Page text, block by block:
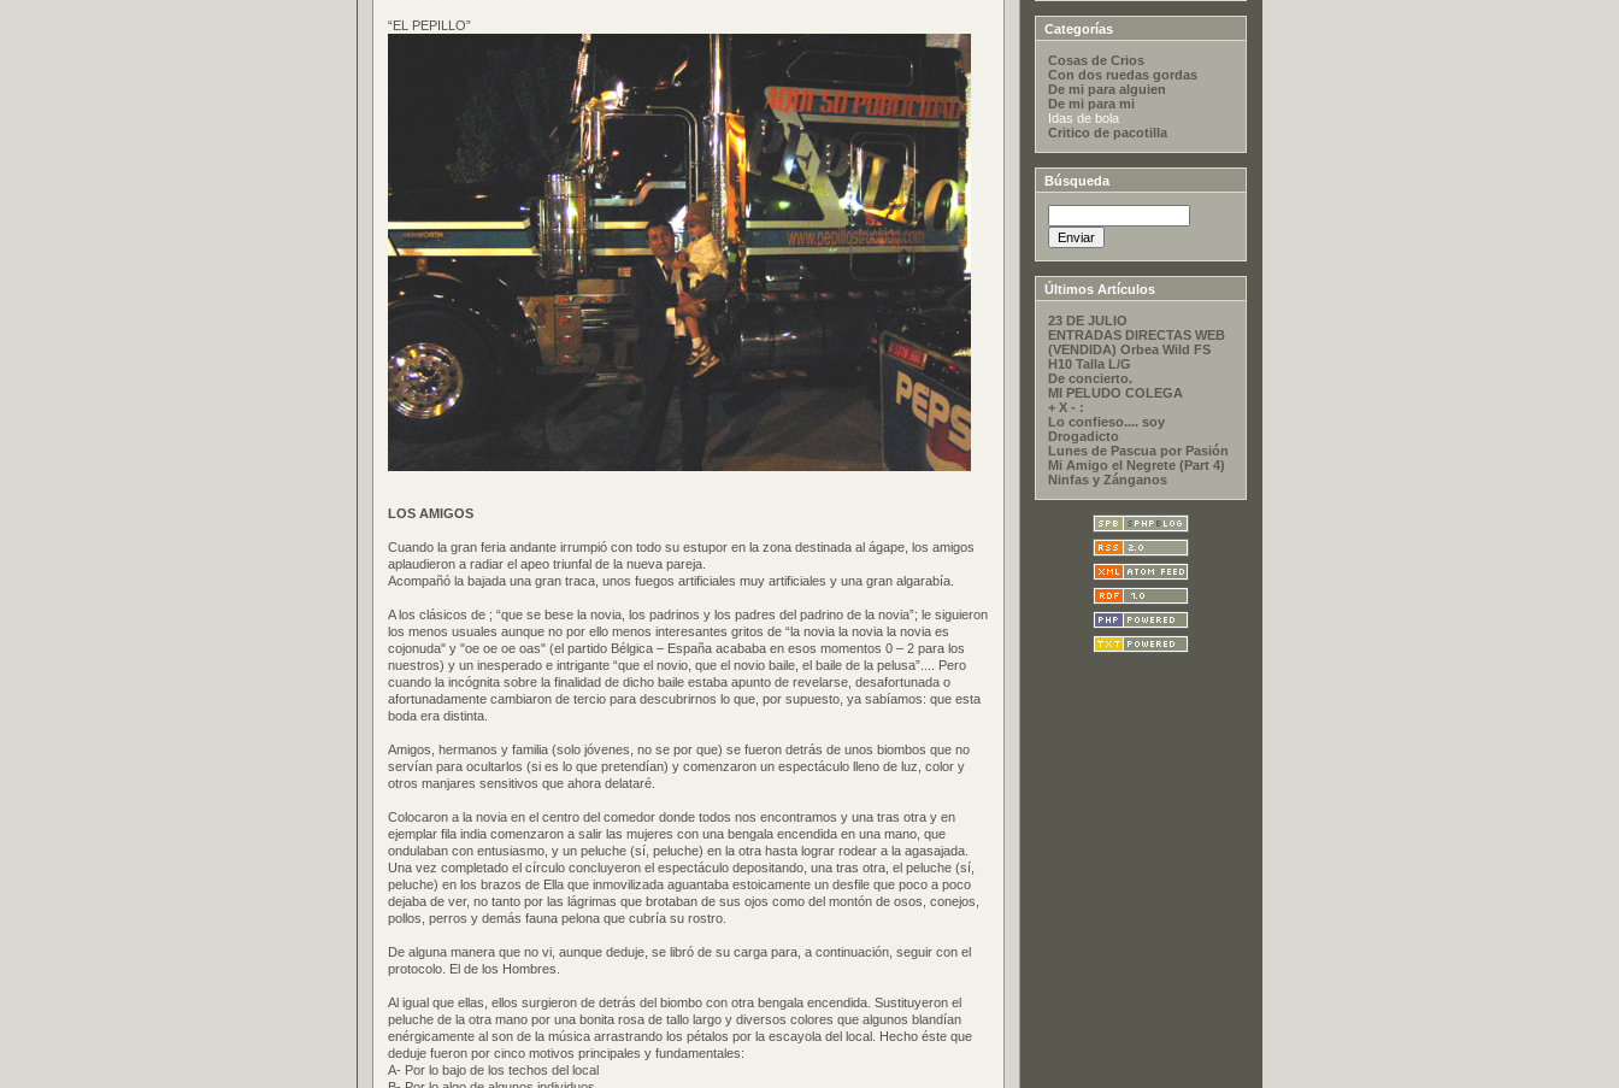
“EL PEPILLO”
LOS AMIGOS
Cuando la gran feria andante irrumpió con todo su estupor en la zona destinada al ágape, los amigos
aplaudieron a radiar el apeo triunfal de la nueva pareja.
Acompañó la bajada una gran traca, unos fuegos artificiales muy artificiales y una gran algarabía.
A los clásicos de ; “que se bese la novia, los padrinos y los padres del padrino de la novia”; le siguieron
los menos usuales aunque no por ello menos interesantes gritos de “la novia la novia la novia es
cojonuda" y "oe oe oe oas" (el partido Bélgica – España acababa en esos momentos 0 – 2 para los
nuestros) y un inesperado e intrigante “que el novio, que el novio baile, el baile de la pelusa”.... Pero
cuando la incógnita sobre la finalidad de dicho baile estaba apunto de revelarse, desafortunada o
afortunadamente cambiaron de tercio para descubrirnos lo que, por supuesto, ya sabíamos: que esta
boda era distinta.
Amigos, hermanos y familia (solo jóvenes, no se por que) se fueron detrás de unos biombos que no
servían para ocultarlos (si es lo que pretendían) y comenzaron un espectáculo lleno de luz, color y
otros manjares sensitivos que ahora delataré.
Colocaron a la novia en el centro del comedor donde todos nos encontramos y una tras otra y en
ejemplar fila india comenzaron a salir las mujeres con una bengala encendida en una mano, que
ondulaban con entusiasmo, y un peluche (sí, peluche) en la otra hasta lograr rodear a la agasajada.
Una vez completado el círculo concluyeron el espectáculo depositando, una tras otra, el peluche (sí,
peluche) en los brazos de Ella que inmovilizada aguantaba estoicamente un desfile que poco a poco
dejaba de ver, no tanto por las lágrimas que brotaban de sus ojos como del montón de osos, conejos,
pollos, perros y demás fauna pelona que cubría su rostro.
De alguna manera que no vi, aunque deduje, se libró de su carga para, a continuación, seguir con el
protocolo. El de los Hombres.
Al igual que ellas, ellos surgieron de detrás del biombo con otra bengala encendida. Sustituyeron el
peluche de la otra mano por una bonita rosa de tallo largo y diversos colores que algunos blandían
enérgicamente al son de la música arrastrando los pétalos por la escayola del local. Hecho éste que
deduje fueron por cinco motivos principales y fundamentales:
A- Por lo bajo de los techos del local
Categorías
Cosas de Crios
Con dos ruedas gordas
De mi para alguien
De mi para mi
Idas de bola
Critico de pacotilla
Búsqueda
Últimos Artículos
23 DE JULIO
ENTRADAS DIRECTAS WEB
(VENDIDA) Orbea Wild FS
H10 Talla L/G
De concierto.
MI PELUDO COLEGA
+ X - :
Lo confieso.... soy
Drogadicto
Lunes de Pascua por Pasión
Mi Amigo el Negrete (Part 4)
Ninfas y Zánganos